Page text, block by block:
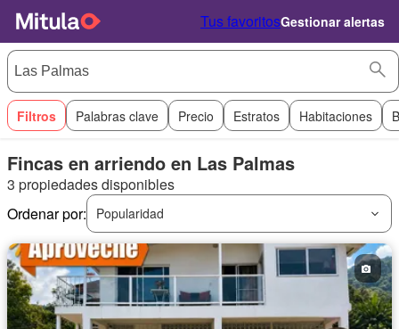
Tus favoritosGestionar alertas
Filtros Palabras clave Precio Estratos Habitaciones
Fincas en arriendo en Las Palmas
3 propiedades disponibles
Ordenar por:
Popularidad